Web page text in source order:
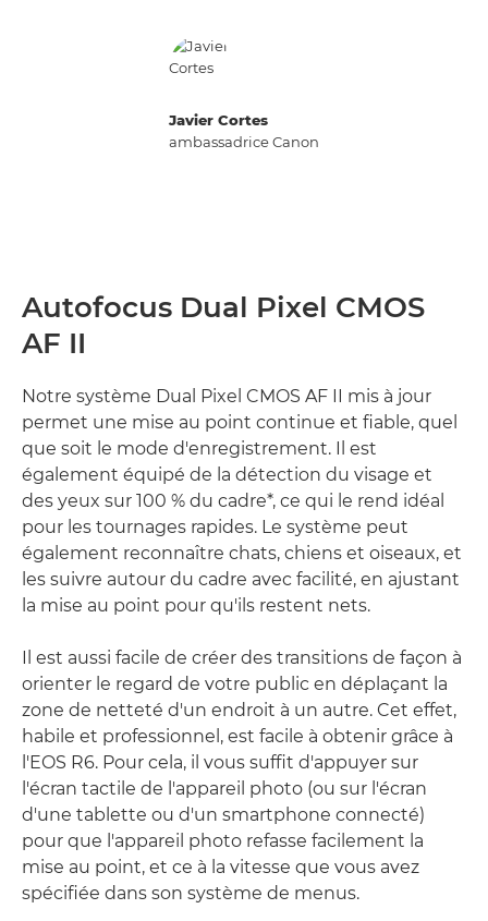
Javier Cortes
ambassadrice Canon
Autofocus Dual Pixel CMOS
AF II
Notre système Dual Pixel CMOS AF II mis à jour
permet une mise au point continue et fiable, quel
que soit le mode d'enregistrement. Il est
également équipé de la détection du visage et
des yeux sur 100 % du cadre*, ce qui le rend idéal
pour les tournages rapides. Le système peut
également reconnaître chats, chiens et oiseaux, et
les suivre autour du cadre avec facilité, en ajustant
la mise au point pour qu'ils restent nets.
Il est aussi facile de créer des transitions de façon à
orienter le regard de votre public en déplaçant la
zone de netteté d'un endroit à un autre. Cet effet,
habile et professionnel, est facile à obtenir grâce à
l'EOS R6. Pour cela, il vous suffit d'appuyer sur
l'écran tactile de l'appareil photo (ou sur l'écran
d'une tablette ou d'un smartphone connecté)
pour que l'appareil photo refasse facilement la
mise au point, et ce à la vitesse que vous avez
spécifiée dans son système de menus.